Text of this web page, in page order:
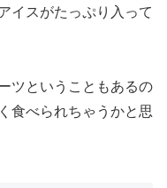
イスがたっぷり入って
ツということもあるの
食べられちゃうかと思